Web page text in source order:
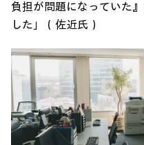
負担が問題になっていた
した」（佐近氏）